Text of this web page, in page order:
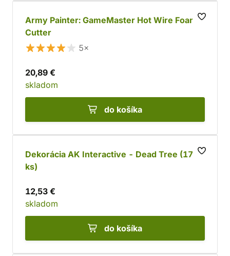
Army Painter: GameMaster Hot Wire Foam
Cutter
5×
20,89 €
skladom
do košíka
Dekorácia AK Interactive - Dead Tree (17
ks)
12,53 €
skladom
do košíka